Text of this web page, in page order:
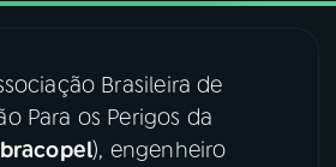
Brasileira de
Para os Perigos da
), engenheiro